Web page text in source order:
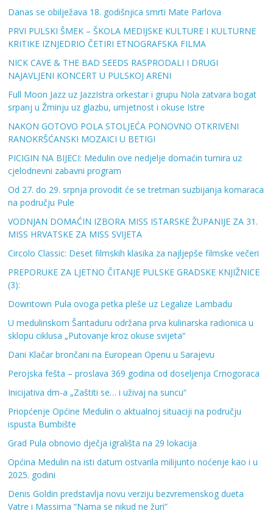
Danas se obilježava 18. godišnjica smrti Mate Parlova
PRVI PULSKI ŠMEK – ŠKOLA MEDIJSKE KULTURE I KULTURNE
KRITIKE IZNJEDRIO ČETIRI ETNOGRAFSKA FILMA
NICK CAVE & THE BAD SEEDS RASPRODALI I DRUGI
NAJAVLJENI KONCERT U PULSKOJ ARENI
Full Moon Jazz uz JazzIstra orkestar i grupu Nola zatvara bogat
srpanj u Žminju uz glazbu, umjetnost i okuse Istre
NAKON GOTOVO POLA STOLJEĆA PONOVNO OTKRIVENI
RANOKRŠĆANSKI MOZAICI U BETIGI
PICIGIN NA BIJECI: Medulin ove nedjelje domaćin turnira uz
cjelodnevni zabavni program
Od 27. do 29. srpnja provodit će se tretman suzbijanja komaraca
na području Pule
VODNJAN DOMAĆIN IZBORA MISS ISTARSKE ŽUPANIJE ZA 31.
MISS HRVATSKE ZA MISS SVIJETA
Circolo Classic: Deset filmskih klasika za najljepše filmske večeri
PREPORUKE ZA LJETNO ČITANJE PULSKE GRADSKE KNJIŽNICE
(3):
Downtown Pula ovoga petka pleše uz Legalize Lambadu
U medulinskom Šantaduru održana prva kulinarska radionica u
sklopu ciklusa „Putovanje kroz okuse svijeta“
Dani Klačar brončani na European Openu u Sarajevu
Perojska fešta – proslava 369 godina od doseljenja Crnogoraca
Inicijativa dm-a „Zaštiti se… i uživaj na suncu“
Priopćenje Općine Medulin o aktualnoj situaciji na području
ispusta Bumbište
Grad Pula obnovio dječja igrališta na 29 lokacija
Općina Medulin na isti datum ostvarila milijunto noćenje kao i u
2025. godini
Denis Goldin predstavlja novu verziju bezvremenskog dueta
Vatre i Massima “Nama se nikud ne žuri”